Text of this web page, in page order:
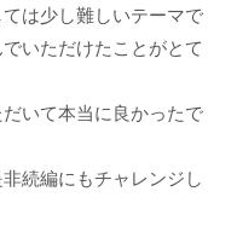
は少し難しいテーマで
いただけたことがとて
いて本当に良かったで
続編にもチャレンジし